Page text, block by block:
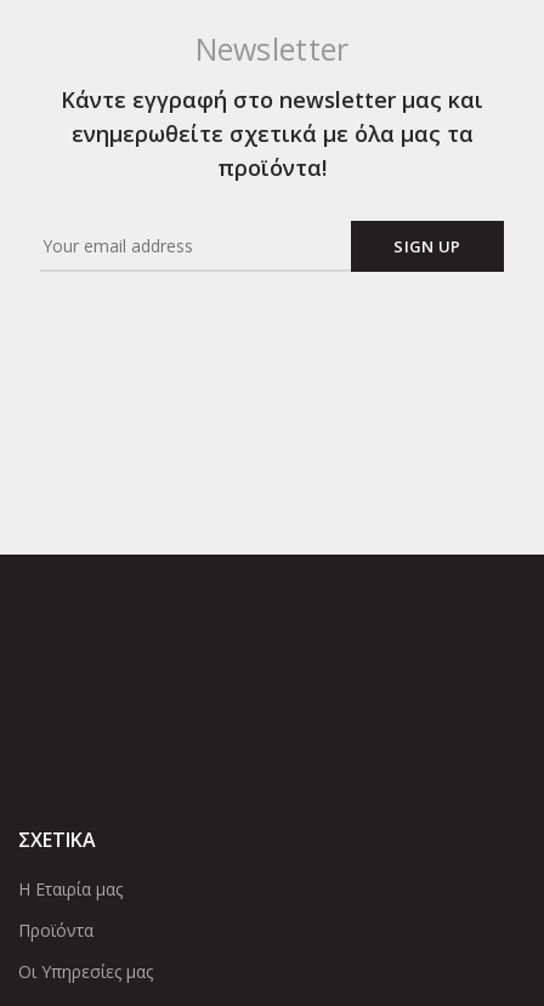
Newsletter
Κάντε εγγραφή στο newsletter μας και
ενημερωθείτε σχετικά με όλα μας τα
προϊόντα!
ΣΧΕΤΙΚΑ
Η Εταιρία μας
Προϊόντα
Οι Υπηρεσίες μας